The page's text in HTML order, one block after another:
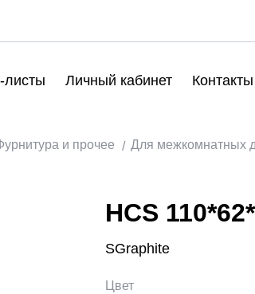
листы Личный кабинет Контакты
и прочее Для межкомнатных
HCS
SGraphite
Цвет